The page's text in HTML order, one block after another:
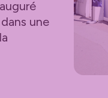
une